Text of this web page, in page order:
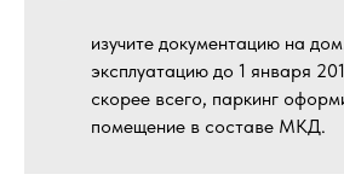
изучите документацию на
эксплуатацию до 1 января
скорее всего, паркинг
помещение в составе МКД.